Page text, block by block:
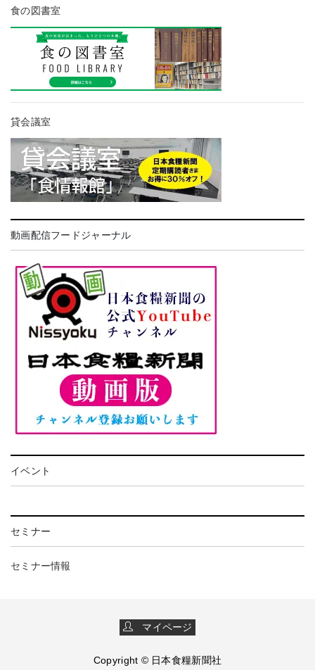
食の図書室
貸会議室
動画配信フードジャーナル
イベント
セミナー
セミナー情報
マイページ
Copyright © 日本食糧新聞社